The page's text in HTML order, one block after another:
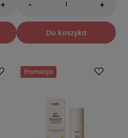
+ - +
Do koszyka
Promocja